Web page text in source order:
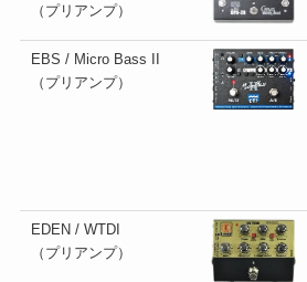
（プリアンプ）
EBS / Micro Bass II
（プリアンプ）
EDEN / WTDI
（プリアンプ）